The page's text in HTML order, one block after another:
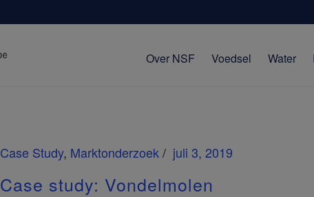
Over NSF Voedsel Water
Case Study, Marktonderzoek juli 3, 2019
Case study: Vondelmolen